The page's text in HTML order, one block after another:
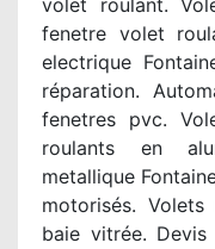
volet roulant.
fenetre volet
electrique
réparation.
fenetres pvc.
roulants en
metallique
motorisés.
baie vitrée.